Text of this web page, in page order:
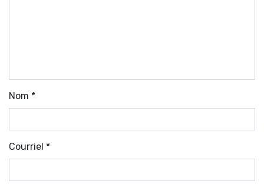
Nom *
Courriel *